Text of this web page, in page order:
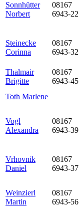
Sonnhütter
Norbert
08167
6943-22
Steinecke
Corinna
08167
6943-32
Thalmair
Brigitte
08167
6943-45
Toth Marlene
Vogl
Alexandra
08167
6943-39
Vrhovnik
Daniel
08167
6943-37
Weinzierl
Martin
08167
6943-56